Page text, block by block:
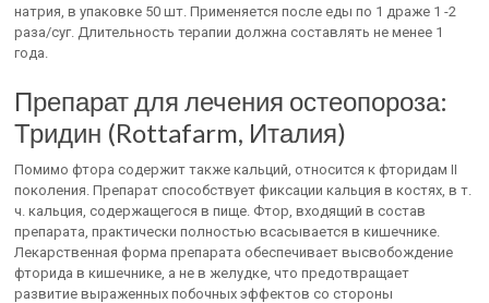
натрия, в упаковке 50 шт. Применяется после еды по 1 драже 1 -2
раза/суг. Длительность терапии должна составлять не менее 1
года.
Препарат для лечения остеопороза:
Тридин (Rottafarm, Италия)
Помимо фтора содержит также кальций, относится к фторидам II
поколения. Препарат способствует фиксации кальция в костях, в т.
ч. кальция, содержащегося в пище. Фтор, входящий в состав
препарата, практически полностью всасывается в кишечнике.
Лекарственная форма препарата обеспечивает высвобождение
фторида в кишечнике, а не в желудке, что предотвращает
развитие выраженных побочных эффектов со стороны